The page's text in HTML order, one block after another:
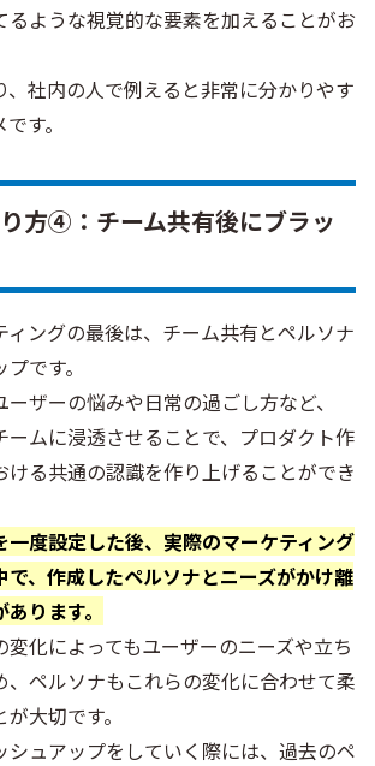
るような視覚的な要素を加えることがお
、社内の人で例えると非常に分かりやす
す。
方④：チーム共有後にブラッ
ィングの最後は、チーム共有とペルソナ
です。
ザーの悩みや日常の過ごし方など、
ームに浸透させることで、プロダクト作
ける共通の認識を作り上げることができ
一度設定した後、実際のマーケティング
で、作成したペルソナとニーズがかけ離
ります。
変化によってもユーザーのニーズや立ち
、ペルソナもこれらの変化に合わせて柔
大切です。
シュアップをしていく際には、過去のペ